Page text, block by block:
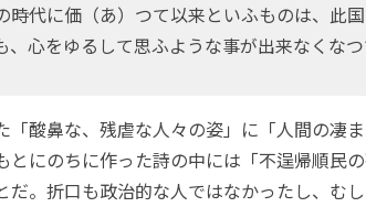
時代に価（あ）つて以来といふものは、此
、心をゆるして思ふような事が出来なくな
酸鼻な、残虐な人々の姿」に「人間の凄
とにのちに作った詩の中には「不逞帰順民
だ。折口も政治的な人ではなかったし、む